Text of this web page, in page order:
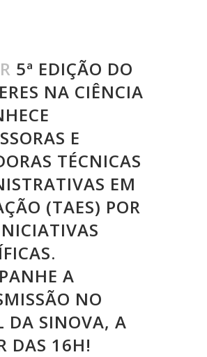
5ª EDIÇÃO DO
NA CIÊNCIA
E
TÉCNICAS
EM
(TAES) POR
A
NO
DA SINOVA, A
DAS 16H!